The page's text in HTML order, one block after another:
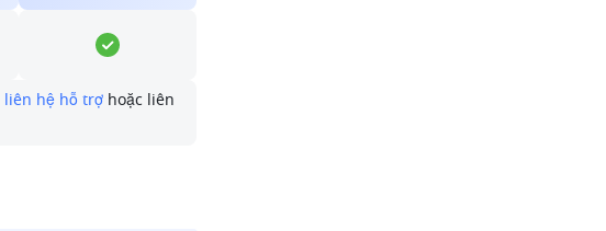
liên hệ hỗ trợ hoặc liên